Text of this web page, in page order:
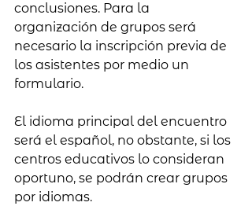
conclusiones. Para la
organización de grupos será
necesario la inscripción previa de
los asistentes por medio un
formulario.
El idioma principal del encuentro
será el español, no obstante, si los
centros educativos lo consideran
oportuno, se podrán crear grupos
por idiomas.